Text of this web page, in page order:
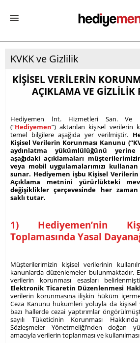
KVKK ve Gizlilik
KİŞİSEL VERİLERİN
AÇIKLAMA VE GİZLİLİK
Hediyemen İnt. Hizmetleri San. Ve
(“Hediyemen”) aktarılan kişisel verilerin
temel bilgilere aşağıda yer verilmiştir.
Kişisel Verilerin Korunması Kanunu
aydınlatma yükümlülüğünü
aşağıdaki açıklamaları
veya mobil uygulamalarımızı
sunar. Hediyemen işbu Kişisel Verilerin
Açıklama metnini yürürlükteki
değişiklikler çerçevesinde her zaman
saklı tutar.
1) Hediyemen’nin
Toplamasında Yasal
Müşterilerimizin kişisel verilerinin
kanunlarda düzenlemeler bulunmaktadır.
verilerin korunması esasları
Elektronik Ticaretin Düzenlenmesi
verilerin korunmasına ilişkin hüküm
Ceza Kanunu hükümleri yoluyla da kişisel
bazı hallerde cezai yaptırımlar
sayılı Tüketicinin Korunması
Sözleşmeler Yönetmeliği’nden doğan
amacıyla verilerin toplanması ve